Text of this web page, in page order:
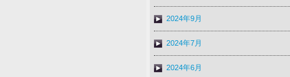
2024年9月
2024年7月
2024年6月